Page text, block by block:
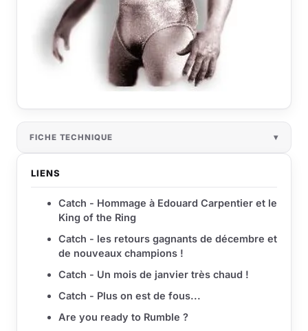
FICHE TECHNIQUE
LIENS
Catch - Hommage à Edouard Carpentier et le
King of the Ring
Catch - les retours gagnants de décembre et
de nouveaux champions !
Catch - Un mois de janvier très chaud !
Catch - Plus on est de fous...
Are you ready to Rumble ?